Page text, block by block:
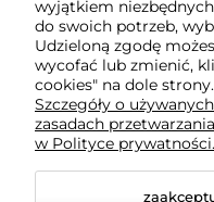
Obsługa klienta
Pomoc
Moje konto
wyjątkiem
do swoich potrzeb,
Udzieloną zgodę
wycofać lub zmienić,
cookies" na dole strony.
Szczegóły o
zasadach
w Polityce prywatności.